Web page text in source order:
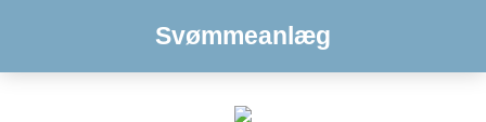
Svømmeanlæg